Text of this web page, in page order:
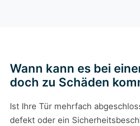
Wann kann es bei
doch zu Schäden
Ist Ihre Tür mehrfach
defekt oder ein